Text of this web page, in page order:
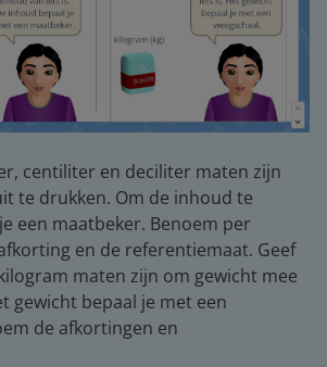
centiliter en deciliter maten zijn
te drukken. Om de inhoud te
een maatbeker. Benoem per
en de referentiemaat. Geef
maten zijn om gewicht mee
gewicht bepaal je met een
de afkortingen en